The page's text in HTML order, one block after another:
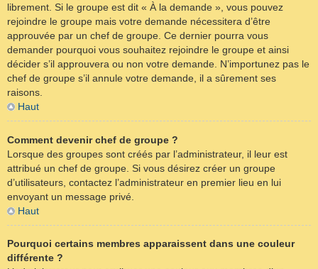
librement. Si le groupe est dit « À la demande », vous pouvez
rejoindre le groupe mais votre demande nécessitera d’être
approuvée par un chef de groupe. Ce dernier pourra vous
demander pourquoi vous souhaitez rejoindre le groupe et ainsi
décider s’il approuvera ou non votre demande. N’importunez pas le
chef de groupe s’il annule votre demande, il a sûrement ses
raisons.
Haut
Comment devenir chef de groupe ?
Lorsque des groupes sont créés par l’administrateur, il leur est
attribué un chef de groupe. Si vous désirez créer un groupe
d’utilisateurs, contactez l’administrateur en premier lieu en lui
envoyant un message privé.
Haut
Pourquoi certains membres apparaissent dans une couleur
différente ?